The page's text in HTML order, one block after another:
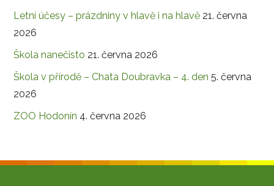
Letní účesy – prázdniny v hlavě i na hlavě 21. června
2026
Škola nanečisto 21. června 2026
Škola v přírodě – Chata Doubravka – 4. den 5. června
2026
ZOO Hodonín 4. června 2026